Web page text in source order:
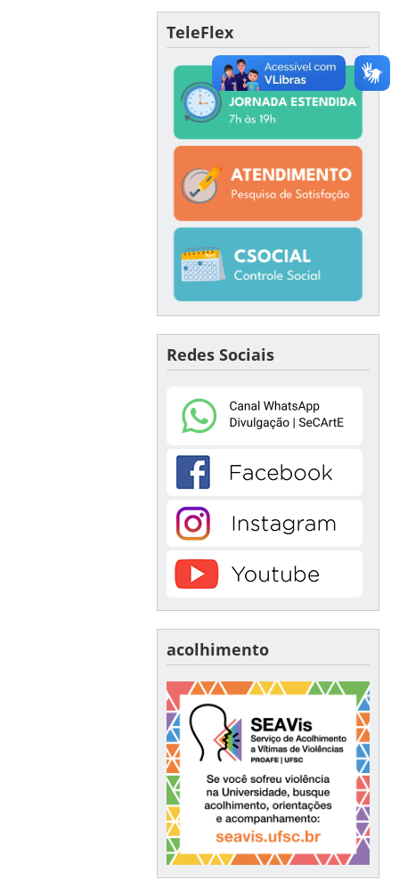
TeleFlex
Redes Sociais
acolhimento